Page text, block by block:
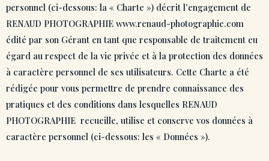
personnel (ci-dessous: la « Charte ») décrit l’engagement de
RENAUD PHOTOGRAPHIE www.renaud-photographie.com
édité par son Gérant en tant que responsable de traitement eu
égard au respect de la vie privée et à la protection des données
à caractère personnel de ses utilisateurs. Cette Charte a été
rédigée pour vous permettre de prendre connaissance des
pratiques et des conditions dans lesquelles RENAUD
PHOTOGRAPHIE recueille, utilise et conserve vos données à
caractère personnel (ci-dessous: les « Données »).